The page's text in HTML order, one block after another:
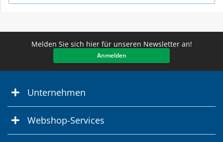
Melden Sie sich hier für unseren Newsletter an!
Anmelden
Unternehmen
Webshop-Services